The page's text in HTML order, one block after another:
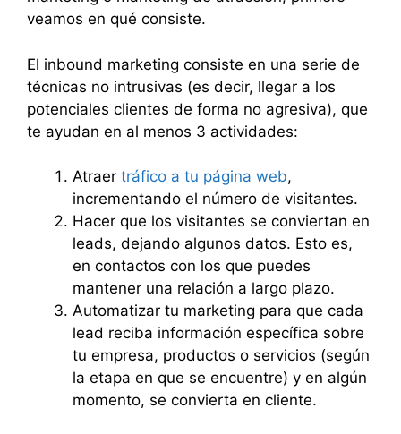
veamos en qué consiste.
El inbound marketing consiste en una serie de
técnicas no intrusivas (es decir, llegar a los
potenciales clientes de forma no agresiva), que
te ayudan en al menos 3 actividades:
Atraer tráfico a tu página web,
incrementando el número de visitantes.
Hacer que los visitantes se conviertan en
leads, dejando algunos datos. Esto es,
en contactos con los que puedes
mantener una relación a largo plazo.
Automatizar tu marketing para que cada
lead reciba información específica sobre
tu empresa, productos o servicios (según
la etapa en que se encuentre) y en algún
momento, se convierta en cliente.